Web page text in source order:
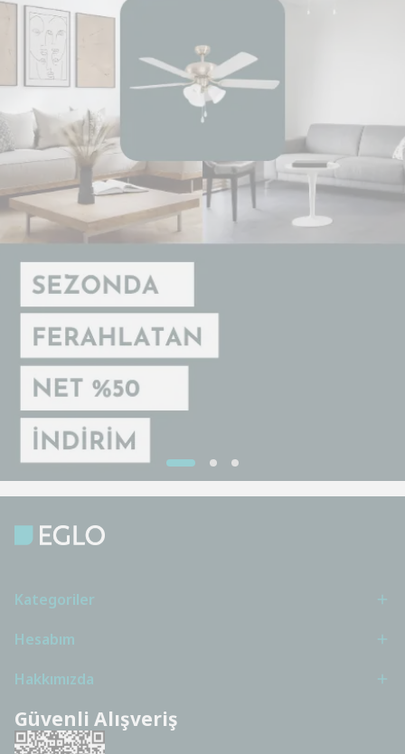
Kategoriler
Hesabım
Hakkımızda
Güvenli Alışveriş